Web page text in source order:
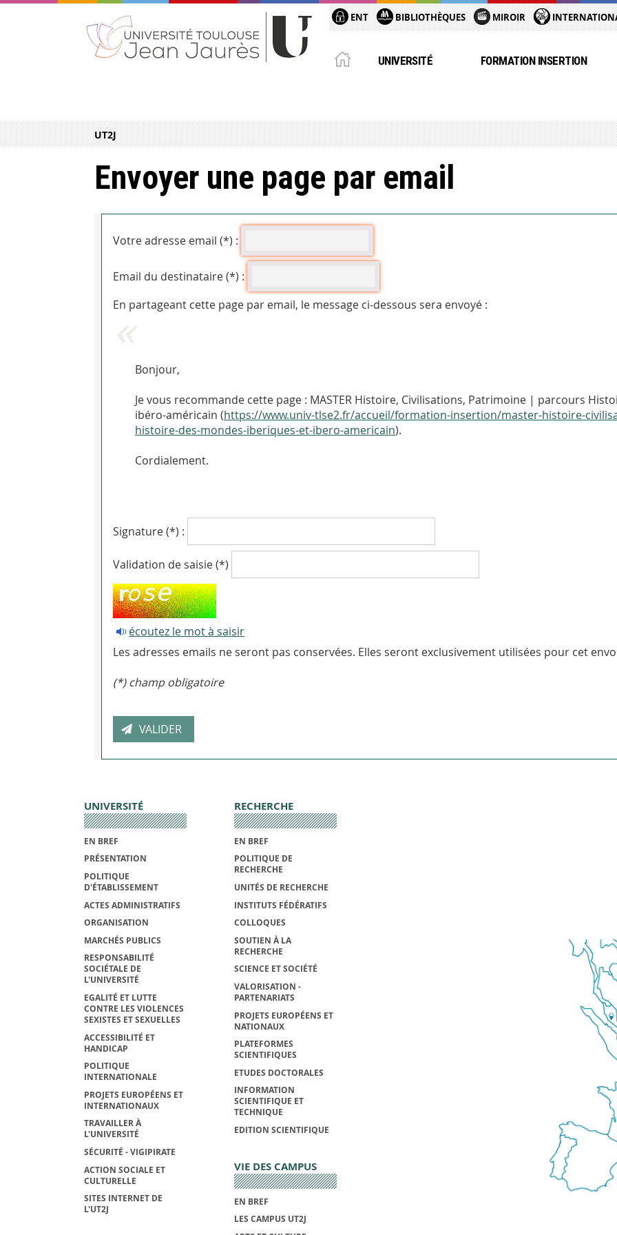
ENT BIBLIOTHÈQUES MIROIR
UNIVERSITÉ FORMATION INSERTION
UT2J
Envoyer une page par email
Votre adresse email (*) :
Email du destinataire (*) :
En partageant cette page par email, le message ci-dessous sera envoyé :
Bonjour,
Je vous recommande cette page : MASTER Histoire, Civilisations, Patrimoine | parcours
ibéro-américain (https://www.univ-tlse2.fr/accueil/formation-insertion/master-histoire-
histoire-des-mondes-iberiques-et-ibero-americain).
Cordialement.
Signature (*) :
Validation de saisie (*)
écoutez le mot à saisir
Les adresses emails ne seront pas conservées. Elles seront exclusivement utilisées pour cet
(*) champ obligatoire
UNIVERSITÉ
EN BREF
PRÉSENTATION
POLITIQUE
D'ÉTABLISSEMENT
ACTES ADMINISTRATIFS
ORGANISATION
MARCHÉS PUBLICS
RESPONSABILITÉ
SOCIÉTALE DE
L'UNIVERSITÉ
EGALITÉ ET LUTTE
CONTRE LES VIOLENCES
SEXISTES ET SEXUELLES
ACCESSIBILITÉ ET
HANDICAP
POLITIQUE
INTERNATIONALE
PROJETS EUROPÉENS ET
INTERNATIONAUX
TRAVAILLER À
L'UNIVERSITÉ
SÉCURITÉ - VIGIPIRATE
ACTION SOCIALE ET
CULTURELLE
SITES INTERNET DE
L'UT2J
RECHERCHE
EN BREF
POLITIQUE DE
RECHERCHE
UNITÉS DE RECHERCHE
INSTITUTS FÉDÉRATIFS
COLLOQUES
SOUTIEN À LA
RECHERCHE
SCIENCE ET SOCIÉTÉ
VALORISATION -
PARTENARIATS
PROJETS EUROPÉENS ET
NATIONAUX
PLATEFORMES
SCIENTIFIQUES
ETUDES DOCTORALES
INFORMATION
SCIENTIFIQUE ET
TECHNIQUE
EDITION SCIENTIFIQUE
VIE DES CAMPUS
EN BREF
LES CAMPUS UT2J